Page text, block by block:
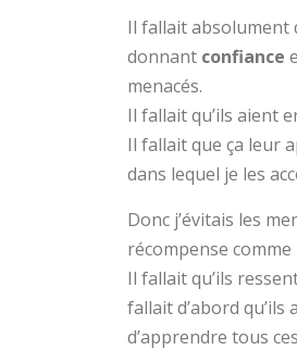
Il fallait absolument
donnant confiance
menacés.
Il fallait qu’ils aient
Il fallait que ça leur
dans lequel je les
Donc j’évitais les
récompense
Il fallait qu’ils
fallait d’abord qu’ils
d’apprendre tous